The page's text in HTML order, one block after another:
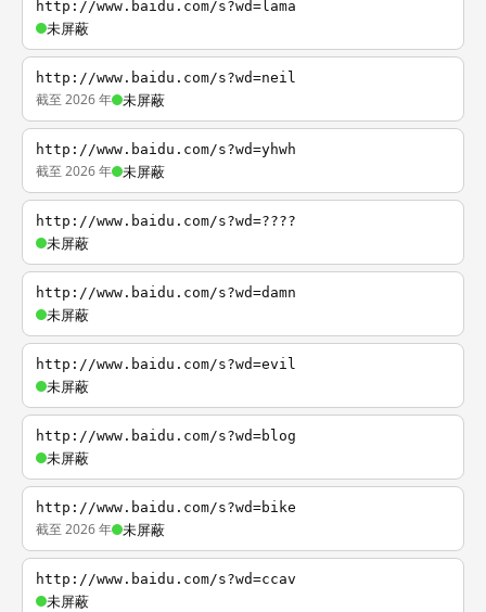
http://www.baidu.com/s?wd=lama
未屏蔽
http://www.baidu.com/s?wd=neil
截至 2026 年 未屏蔽
http://www.baidu.com/s?wd=yhwh
截至 2026 年 未屏蔽
http://www.baidu.com/s?wd=????
未屏蔽
http://www.baidu.com/s?wd=damn
未屏蔽
http://www.baidu.com/s?wd=evil
未屏蔽
http://www.baidu.com/s?wd=blog
未屏蔽
http://www.baidu.com/s?wd=bike
截至 2026 年 未屏蔽
http://www.baidu.com/s?wd=ccav
未屏蔽